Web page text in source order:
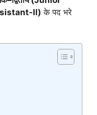
II) के पद भरे